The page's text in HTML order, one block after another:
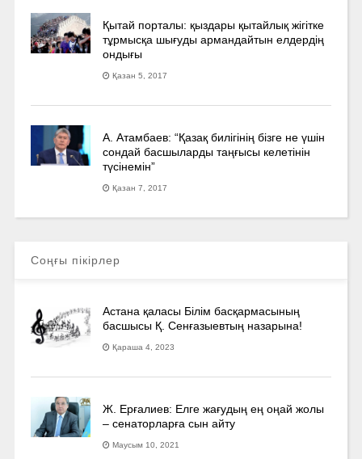
Қытай порталы: қыздары қытайлық жігітке
тұрмысқа шығуды армандайтын елдердің
ондығы
Қазан 5, 2017
А. Атамбаев: “Қазақ билігінің бізге не үшін
сондай басшыларды таңғысы келетінін
түсінемін”
Қазан 7, 2017
Соңғы пікірлер
Астана қаласы Білім басқармасының
басшысы Қ. Сенғазыевтың назарына!
Қараша 4, 2023
Ж. Ерғалиев: Елге жағудың ең оңай жолы
– сенаторларға сын айту
Маусым 10, 2021